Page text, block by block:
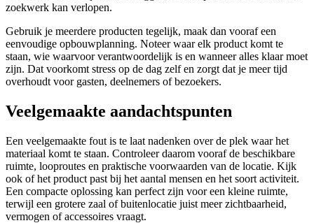
zoekwerk kan verlopen.
Gebruik je meerdere producten tegelijk, maak dan vooraf een
eenvoudige opbouwplanning. Noteer waar elk product komt te
staan, wie waarvoor verantwoordelijk is en wanneer alles klaar moet
zijn. Dat voorkomt stress op de dag zelf en zorgt dat je meer tijd
overhoudt voor gasten, deelnemers of bezoekers.
Veelgemaakte aandachtspunten
Een veelgemaakte fout is te laat nadenken over de plek waar het
materiaal komt te staan. Controleer daarom vooraf de beschikbare
ruimte, looproutes en praktische voorwaarden van de locatie. Kijk
ook of het product past bij het aantal mensen en het soort activiteit.
Een compacte oplossing kan perfect zijn voor een kleine ruimte,
terwijl een grotere zaal of buitenlocatie juist meer zichtbaarheid,
vermogen of accessoires vraagt.